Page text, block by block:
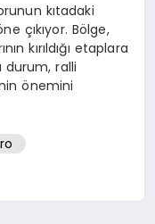
kıtadaki
çıkıyor. Bölge,
kırıldığı etaplara
durum, ralli
önemini